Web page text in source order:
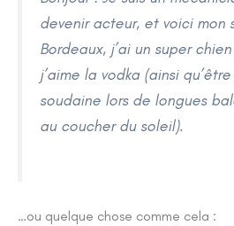
devenir acteur, et voici mon
Bordeaux, j’ai un super
j’aime la vodka (ainsi
soudaine lors de longues
au coucher du soleil).
…ou quelque chose comme cela :